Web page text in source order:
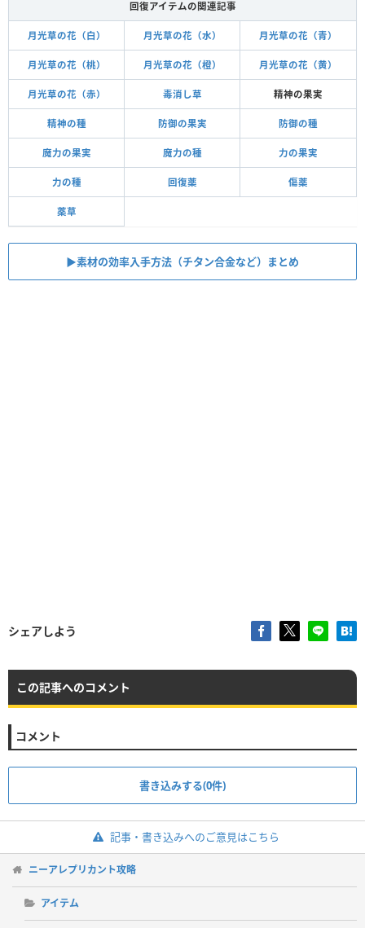
回復アイテムの関連記事
月光草の花（白） 月光草の花（水） 月光草の花（青）
月光草の花（桃） 月光草の花（橙） 月光草の花（黄）
月光草の花（赤） 毒消し草 精神の果実
精神の種 防御の果実 防御の種
魔力の果実 魔力の種 力の果実
力の種 回復薬 傷薬
薬草
▶素材の効率入手方法（チタン合金など）まとめ
シェアしよう
この記事へのコメント
コメント
書き込みする(0件)
記事・書き込みへのご意見はこちら
ニーアレプリカント攻略
アイテム